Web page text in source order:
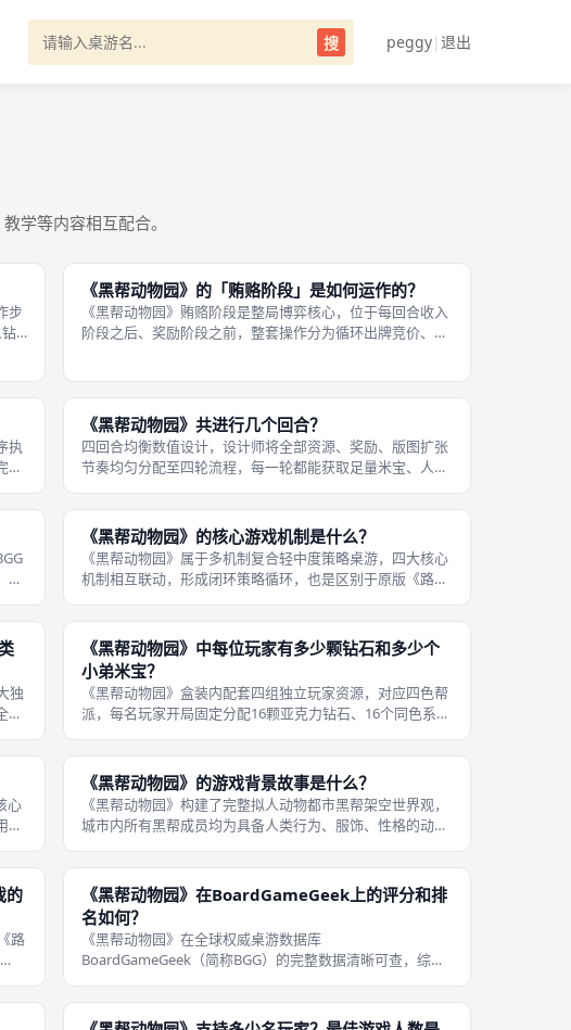
搜 peggy| 退出
学等内容相互配合。
步
《黑帮动物园》的「贿赂阶段」是如何运作的？
《黑帮动物园》贿赂阶段是整局博弈核心，位于每回合收入
阶段之后、奖励阶段之前，整套操作分为循环出牌竞价、弃
下成都桌游多人局拉扯对抗感全部来
执
成
专
《黑帮动物园》共进行几个回合？
四回合均衡数值设计，设计师将全部资源、奖励、版图扩张
节奏均匀分配至四轮流程，每一轮都能获取足量米宝、人情
夺高峰期，第四轮收官抢夺剩余高价值地标与标记，四轮节
奏层层递进，不会出现前期无事可做
手
为
《黑帮动物园》的核心游戏机制是什么？
《黑帮动物园》属于多机制复合轻中度策略桌游，四大核心
机制相互联动，形成闭环策略循环，也是区别于原版《路易
需要同步规划四类机制操作，综合决策拉扯感充足，四大核
心机制拆解如下。第一，手牌管理机
独
分
。
《黑帮动物园》中每位玩家有多少颗钻石和多少个
小弟米宝？
《黑帮动物园》盒装内配套四组独立玩家资源，对应四色帮
派，每名玩家开局固定分配16颗亚克力钻石、16个同色系小
家互通交换，仅能通过贿赂线人获取额外补充。小弟米宝用
于版图地标占领，玩家通过线人
心
暖
《黑帮动物园》的游戏背景故事是什么？
《黑帮动物园》构建了完整拟人动物都市黑帮架空世界观，
城市内所有黑帮成员均为具备人类行为、服饰、性格的动
关押恶喵岛监狱二十年，庞大的城市黑帮群龙无首，四大动
物帮派抓住空档争夺城市控制权。城
的
路
《黑帮动物园》在BoardGameGeek上的评分和排
名如何？
《黑帮动物园》在全球权威桌游数据库
BoardGameGeek（简称BGG）的完整数据清晰可查，综合
偏上的中度策略聚会桌游；全局所有桌游综合排名5615位，
策略细分榜单独立排名1941位